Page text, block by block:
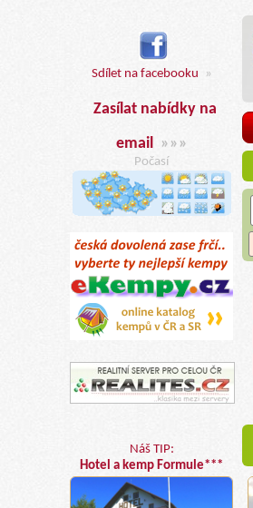
Sdílet na facebooku »
Zasílat nabídky na
email »»»
Počasí
Náš TIP:
Hotel a kemp Formule***